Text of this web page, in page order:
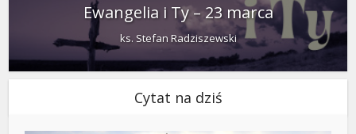
Ewangelia i Ty – 23 marca
ks. Stefan Radziszewski
Cytat na dziś